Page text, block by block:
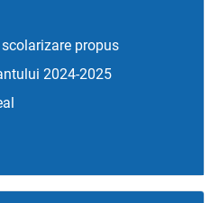
propus
2024-2025